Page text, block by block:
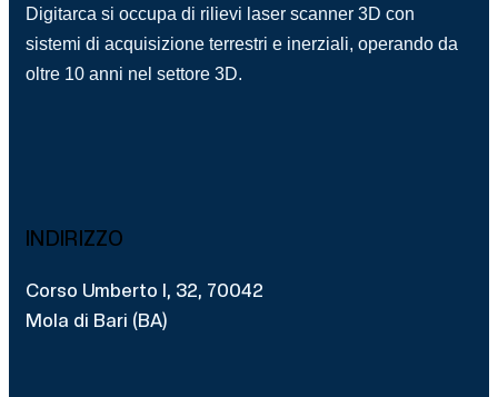
Digitarca si occupa di rilievi laser scanner 3D con
sistemi di acquisizione terrestri e inerziali, operando da
oltre 10 anni nel settore 3D.
INDIRIZZO
Corso Umberto I, 32, 70042
Mola di Bari (BA)